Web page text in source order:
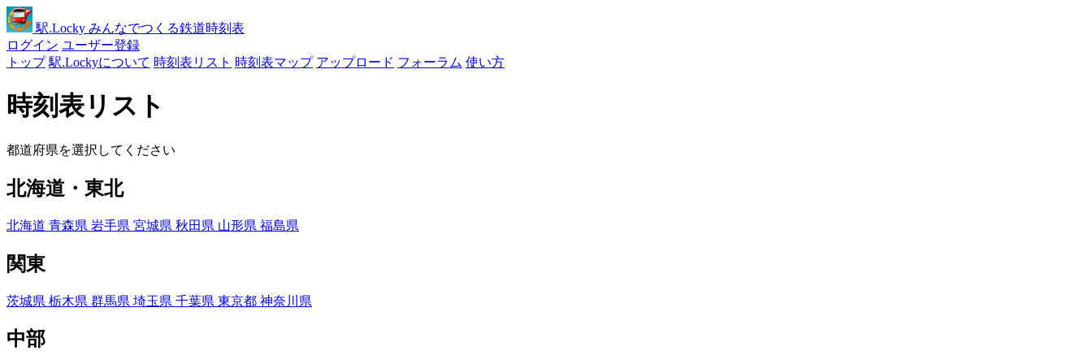
駅.Locky みんなでつくる鉄道時刻表
ログイン ユーザー登録
トップ 駅.Lockyについて 時刻表リスト 時刻表マップ アップロード フォーラム 使い方
時刻表リスト
都道府県を選択してください
北海道・東北
北海道 青森県 岩手県 宮城県 秋田県 山形県 福島県
関東
茨城県 栃木県 群馬県 埼玉県 千葉県 東京都 神奈川県
中部